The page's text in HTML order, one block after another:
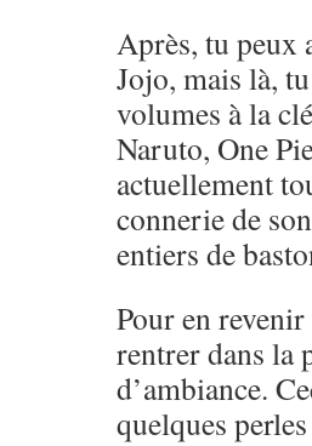
Après, tu peux
Jojo, mais là,
volumes à la
Naruto, One
actuellement
connerie de
entiers de
Pour en
rentrer dans la
d’ambiance.
quelques